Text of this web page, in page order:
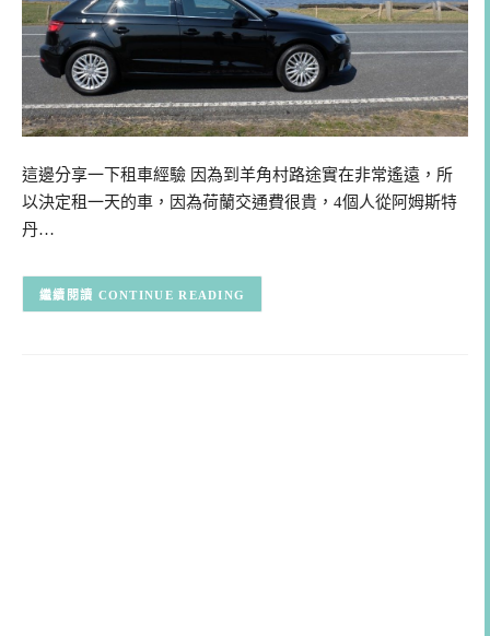
這邊分享一下租車經驗 因為到羊角村路途實在非常遙遠，所
以決定租一天的車，因為荷蘭交通費很貴，4個人從阿姆斯特
丹…
CONTINUE READING